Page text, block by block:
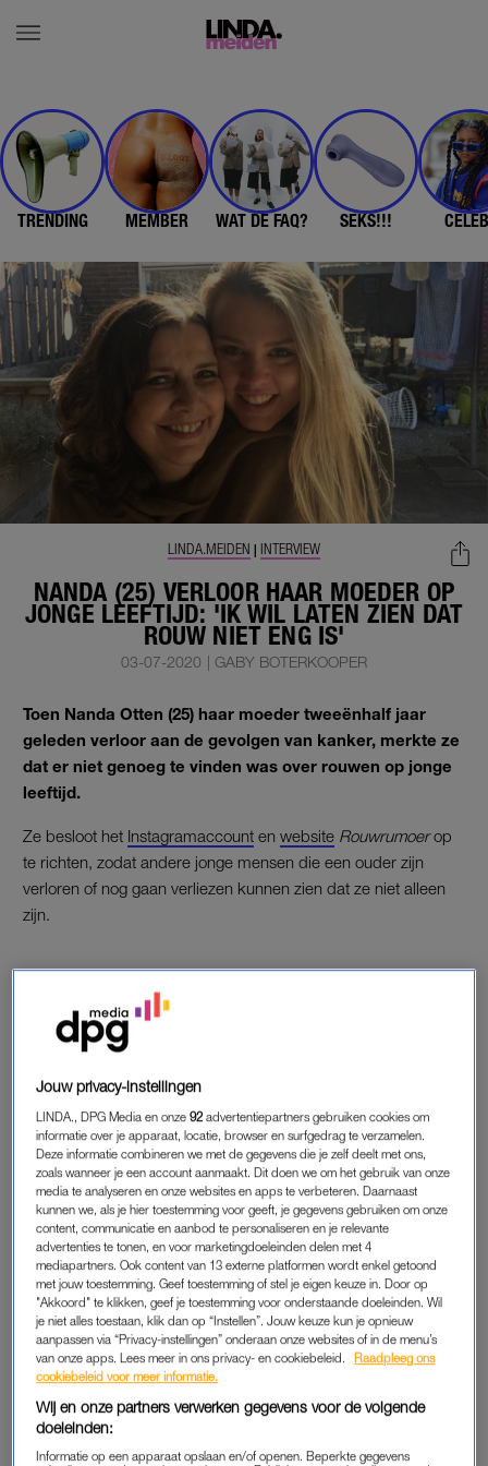
TRENDING MEMBER WAT DE FAQ? SEKS!!!
NANDA (25) VERLOOR HAAR MOEDER OP
JONGE LEEFTIJD: 'IK WIL LATEN ZIEN DAT
ROUW NIET ENG IS'
LINDA.MEIDEN | INTERVIEW
03-07-2020 | GABY BOTERKOOPER
Toen Nanda Otten (25) haar moeder tweeënhalf jaar
geleden verloor aan de gevolgen van kanker, merkte ze
dat er niet genoeg te vinden was over rouwen op jonge
leeftijd.
Ze besloot het Instagramaccount en website Rouwrumoerop
te richten, zodat andere jonge mensen die een ouder zijn
verloren of nog gaan verliezen kunnen zien dat ze niet alleen
zijn.
“Mijn moeder werd voor het eerst ziek toen ik nog geen jaar
oud was. Toen ze daarna beter werd, is het een hele tijd goed
weer ziek en op mijn zestiende of zeventiende weer. Mijn hele
jeugd stond in het teken van mijn moeders ziekte, omdat er
altijd een angst was dat ze weer ziek zou worden. Ook als de
doktoren zeiden dat ze schoon was, bleven we bang voor de
controle die zou volgen.”
“Toen mijn ouders net waren gescheiden, werd ze toch weer
ziek. Ik woonde op dat moment samen met haar in Friesland.
Ze heeft toen verschillende chemo’s gehad, want de kanker is
vanuit haar lever gaan uitzaaien. Vlak voor haar vijftigste
verjaardag kregen we te horen dat ze niet meer beter zou
worden. Om haar toch nog iets langer bij ons te kunnen
houden, heeft ze nog twee periodes chemo gekregen.”
Jouw privacy-instellingen
LINDA., DPG Media en onze92 advertentiepartners gebruiken cookies om
informatie over je apparaat, locatie, browser en surfgedrag te verzamelen.
Deze informatie combineren we met de gegevens die je zelf deelt met ons,
zoals wanneer je een account aanmaakt. Dit doen we om het gebruik van onze
media te analyseren en onze websites en apps te verbeteren. Daarnaast
kunnen we, als je hier toestemming voor geeft, je gegevens gebruiken om onze
content, communicatie en aanbod te personaliseren en je relevante
advertenties te tonen, en voor marketingdoeleinden delen met 4
mediapartners. Ook content van 13 externe platformen wordt enkel getoond
met jouw toestemming. Geef toestemming of stel je eigen keuze in. Door op
"Akkoord" te klikken, geef je toestemming voor onderstaande doeleinden. Wil
je niet alles toestaan, klik dan op “Instellen”. Jouw keuze kun je opnieuw
aanpassen via “Privacy-instellingen” onderaan onze websites of in de menu’s
van onze apps. Lees meer in ons privacy- en cookiebeleid.
Raadpleeg ons
cookiebeleid voor meer informatie.
Wij en onze partners verwerken gegevens voor de volgende
doeleinden:
Informatie op een apparaat opslaan en/of openen. Beperkte gegevens